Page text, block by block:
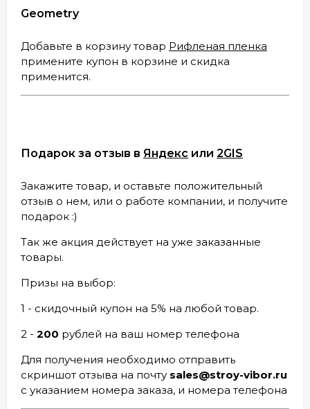
Geometry
Добавьте в корзину товар Рифленая пленка
примените купон в корзине и скидка
применится.
Подарок за отзыв в Яндекс или 2GIS
Закажите товар, и оставьте положительный
отзыв о нем, или о работе компании, и получите
подарок :)
Так же акция действует на уже заказанные
товары.
Призы на выбор:
1 - скидочный купон на 5% на любой товар.
2 - 200 рублей на ваш номер телефона
Для получения необходимо отправить
скриншот отзыва на почту sales@stroy-vibor.ru
с указанием номера заказа, и номера телефона